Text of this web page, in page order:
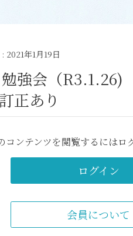
2021年1月19日
勉強会（
正あり
コンテンツを閲覧するにはロ
ログイン
会員について